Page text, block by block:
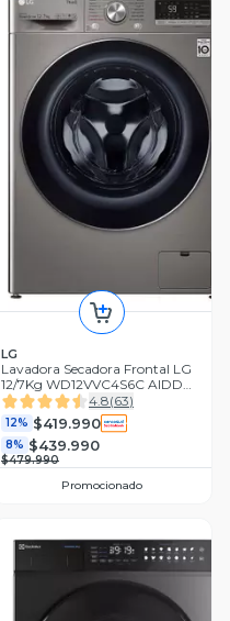
LG
Lavadora Secadora Frontal LG
12/7Kg WD12VVC4S6C AIDD
ThinQ
4.8(63)
12% $419.990
8% $439.990
$479.990
Promocionado